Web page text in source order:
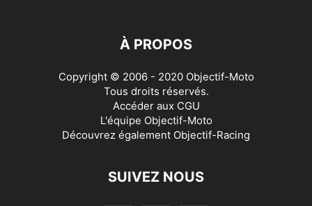
À PROPOS
Copyright © 2006 - 2020 Objectif-Moto
Tous droits réservés.
Accéder aux CGU
L'équipe Objectif-Moto
Découvrez également Objectif-Racing
SUIVEZ NOUS